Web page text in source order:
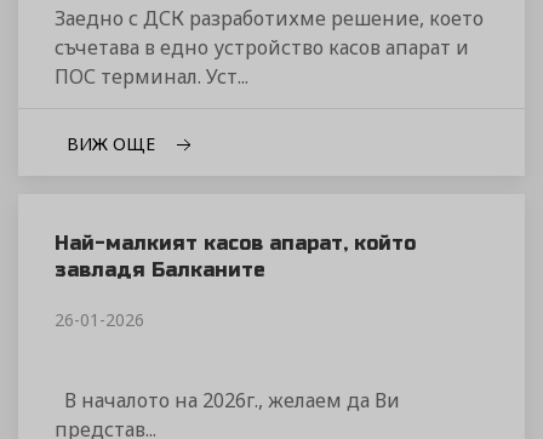
Заедно с ДСК разработихме решение, което
съчетава в едно устройство касов апарат и
ПОС терминал. Уст...
ВИЖ ОЩЕ
Най-малкият касов апарат, който
завладя Балканите
26-01-2026
В началото на 2026г., желаем да Ви
представ...